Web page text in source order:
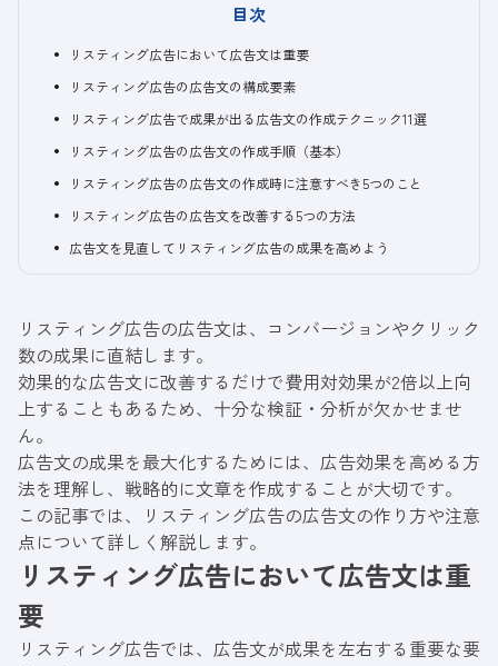
目次
リスティング広告において広告文は重要
リスティング広告の広告文の構成要素
リスティング広告で成果が出る広告文の作成テクニック11選
リスティング広告の広告文の作成手順（基本）
リスティング広告の広告文の作成時に注意すべき5つのこと
リスティング広告の広告文を改善する5つの方法
広告文を見直してリスティング広告の成果を高めよう
リスティング広告の広告文は、コンバージョンやクリック
数の成果に直結します。
効果的な広告文に改善するだけで費用対効果が2倍以上向
上することもあるため、十分な検証・分析が欠かせませ
ん。
広告文の成果を最大化するためには、広告効果を高める方
法を理解し、戦略的に文章を作成することが大切です。
この記事では、リスティング広告の広告文の作り方や注意
点について詳しく解説します。
リスティング広告において広告文は重
要
リスティング広告では、広告文が成果を左右する重要な要